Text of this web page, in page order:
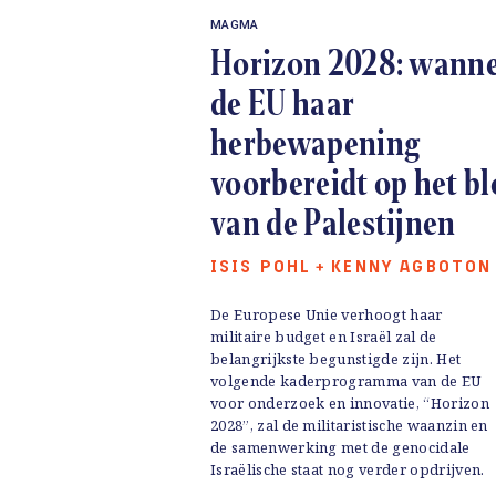
MAGMA
Horizon 2028:
de EU haar
herbewapening
voorbereidt op het
van de Palestijnen
ISIS POHL + KENNY AGBOTON
De Europese Unie verhoogt haar
militaire budget en Israël zal de
belangrijkste begunstigde zijn. Het
volgende kaderprogramma van de EU
voor onderzoek en innovatie, “Horizon
2028”, zal de militaristische waanzin en
de samenwerking met de genocidale
Israëlische staat nog verder opdrijven.